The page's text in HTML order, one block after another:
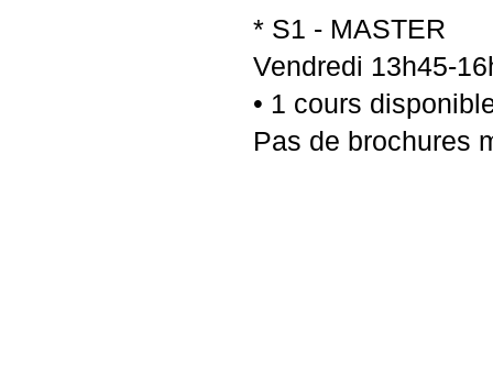
* S1 - MASTER
Vendredi 13h45-
• 1 cours
Pas de brochures